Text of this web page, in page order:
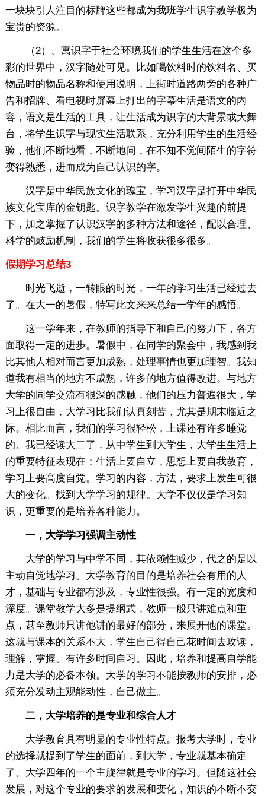
一块块引人注目的标牌这些都成为我班学生识字教学极为
宝贵的资源。
（2）、寓识字于社会环境我们的学生生活在这个多
彩的世界中，汉字随处可见。比如喝饮料时的饮料名、买
物品时的物品名称和使用说明，上街时道路两旁的各种广
告和招牌、看电视时屏幕上打出的字幕生活是语文的内
容，语文是生活的工具，让生活成为识字的大背景或大舞
台，将学生识字与现实生活联系，充分利用学生的生活经
验，他们不断地看，不断地问，在不知不觉间陌生的字符
变得熟悉，进而成为自己认识的字。
汉字是中华民族文化的瑰宝，学习汉字是打开中华民
族文化宝库的金钥匙。识字教学在激发学生兴趣的前提
下，加之掌握了认识汉字的多种方法和途径，配以合理、
科学的鼓励机制，我们的学生将收获很多很多。
假期学习总结3
时光飞逝，一转眼的时光，一年的学习生活已经过去
了。在大一的暑假，特写此文来来总结一学年的感悟。
这一学年来，在教师的指导下和自己的努力下，各方
面取得一定的进步。暑假中，在同学的聚会中，我感到我
比其他人相对而言更加成熟，处理事情也更加理智。我知
道我有相当的地方不成熟，许多的地方值得改进。与地方
大学的同学交流有很深的感触，他们的压力普遍很大，学
习上很自由，大学习比我们认真刻苦，尤其是期末临近之
际。相比而言，我们的学习很轻松，上课还有许多睡觉
的。我已经读大二了，从中学生到大学生，大学生生活上
的重要特征表现在：生活上要自立，思想上要自我教育，
学习上要高度自觉。学习的内容，方法，要求上发生可很
大的变化。找到大学学习的规律。大学不仅仅是学习知
识，更重要的是培养各种能力。
一，大学学习强调主动性
大学的学习与中学不同，其依赖性减少，代之的是以
主动自觉地学习。大学教育的目的是培养社会有用的人
才，基础与专业都有涉及，专业性很强。有一定的宽度和
深度。课堂教学大多是提纲式，教师一般只讲难点和重
点，甚至教师只讲他讲的最好的部分，来展开他的课堂。
这就与课本的关系不大，学生自己得自己花时间去攻读，
理解，掌握。有许多时间自习。因此，培养和提高自学能
力是大学的必备本领。大学的学习不能按教师的安排，必
须充分发动主观能动性，自己做主。
二，大学培养的是专业和综合人才
大学教育具有明显的专业性特点。报考大学时，专业
的选择就提到了学生的面前，到大学，专业就基本确定
了。大学四年的一个主旋律就是专业的学习。但随这社会
发展，对这个专业的要求的发展和变化，知识的不断不变